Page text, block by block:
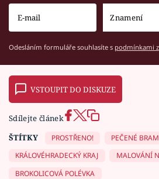
Odesláním formuláře souhlasíte s podmínkami
VSTOUPIT DO DISKUZE
Sdílejte článek
ŠTÍTKY
PROSTŘENO!
PEČENÉ
KRÁLOVÉHRADECKÝ KRAJ
MALOVÁNÍ
BROKOLICOVÁ POLÉVKA